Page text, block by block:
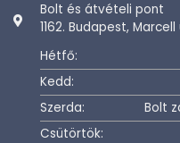
Bolt és átvételi pont
1162. Budapest,
Hétfő:
Kedd:
Szerda:
Bolt
Csütörtök: